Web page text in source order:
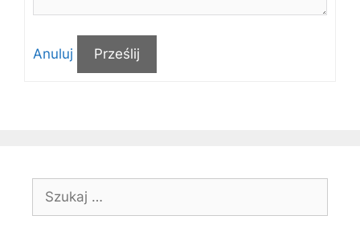
Anuluj Prześlij
Szukaj: